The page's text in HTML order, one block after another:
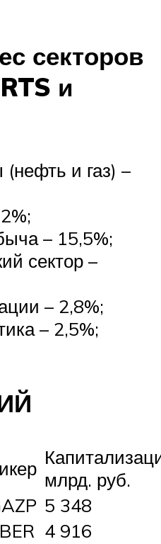
секторов
и
(нефть и газ) –
– 15,5%;
сектор –
– 2,8%;
– 2,5%;
млрд. руб.
5 348
4 916